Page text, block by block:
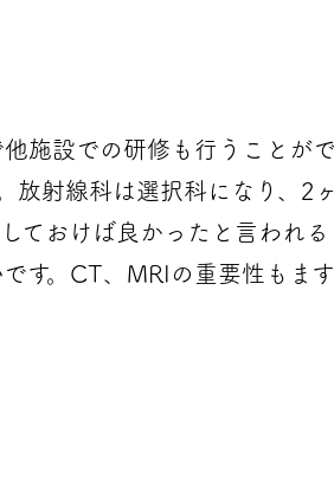
施設での研修も行うことが
放射線科は選択科になり、
ておけば良かったと言われ
す。CT、MRIの重要性もま